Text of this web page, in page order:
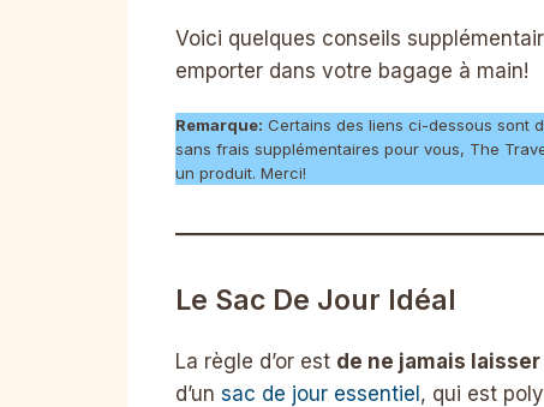
Voici quelques conseils
emporter dans votre bagage à main!
Remarque: Certains des liens ci-dessous sont
sans frais supplémentaires pour vous, The
un produit. Merci!
Le Sac De Jour Idéal
La règle d’or est de ne jamais
d’un sac de jour essentiel, qui est